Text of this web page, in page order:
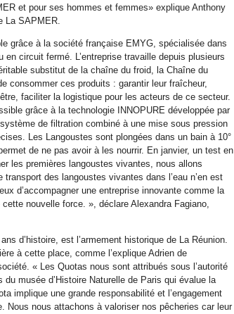
et pour ses hommes et femmes» explique Anthony
La SAPMER.
grâce à la société française EMYG, spécialisée dans
en circuit fermé. L’entreprise travaille depuis plusieurs
substitut de la chaîne du froid, la Chaîne du
consommer ces produits : garantir leur fraîcheur,
faciliter la logistique pour les acteurs de ce secteur.
grâce à la technologie INNOPURE développée par
de filtration combiné à une mise sous pression
Les Langoustes sont plongées dans un bain à 10°
de ne pas avoir à les nourrir. En janvier, un test en
les premières langoustes vivantes, nous allons
des langoustes vivantes dans l’eau n’en est
d’accompagner une entreprise innovante comme la
nouvelle force. », déclare Alexandra Fagiano,
d’histoire, est l’armement historique de La Réunion.
à cette place, comme l’explique Adrien de
« Les Quotas nous sont attribués sous l’autorité
musée d’Histoire Naturelle de Paris qui évalue la
implique une grande responsabilité et l’engagement
Nous nous attachons à valoriser nos pêcheries car leur